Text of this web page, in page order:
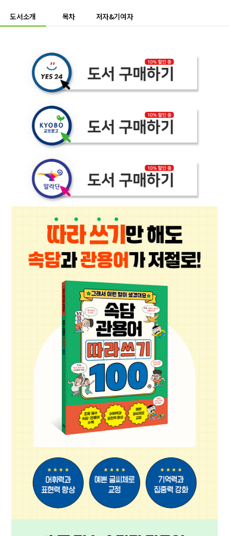
도서소개 목차 저자&기여자